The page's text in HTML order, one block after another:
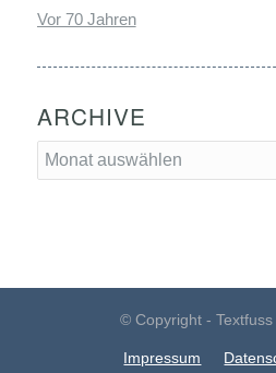
Vor 70 Jahren
ARCHIVE
© Copyright -
Impressum